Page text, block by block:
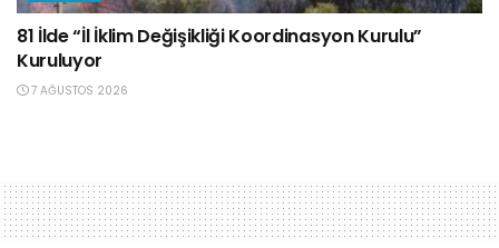
81 İlde “İl İklim Değişikliği Koordinasyon Kurulu”
Kuruluyor
7 AĞUSTOS 2026